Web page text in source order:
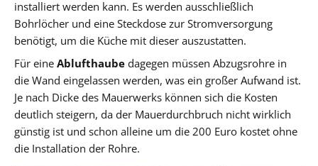
installiert werden kann. Es werden ausschließlich
Bohrlöcher und eine Steckdose zur Stromversorgung
benötigt, um die Küche mit dieser auszustatten.
Für eine Ablufthaube dagegen müssen Abzugsrohre in
die Wand eingelassen werden, was ein großer Aufwand ist.
Je nach Dicke des Mauerwerks können sich die Kosten
deutlich steigern, da der Mauerdurchbruch nicht wirklich
günstig ist und schon alleine um die 200 Euro kostet ohne
die Installation der Rohre.